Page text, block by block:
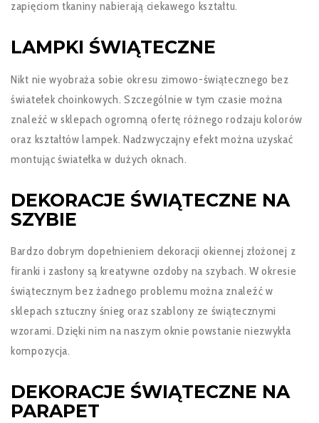
zapięciom tkaniny nabierają ciekawego kształtu.
LAMPKI ŚWIĄTECZNE
Nikt nie wyobraża sobie okresu zimowo-świątecznego bez
światełek choinkowych. Szczególnie w tym czasie można
znaleźć w sklepach ogromną ofertę różnego rodzaju kolorów
oraz kształtów lampek. Nadzwyczajny efekt można uzyskać
montując światełka w dużych oknach.
DEKORACJE ŚWIĄTECZNE NA
SZYBIE
Bardzo dobrym dopełnieniem dekoracji okiennej złożonej z
firanki i zasłony są kreatywne ozdoby na szybach. W okresie
świątecznym bez żadnego problemu można znaleźć w
sklepach sztuczny śnieg oraz szablony ze świątecznymi
wzorami. Dzięki nim na naszym oknie powstanie niezwykła
kompozycja.
DEKORACJE ŚWIĄTECZNE NA
PARAPET